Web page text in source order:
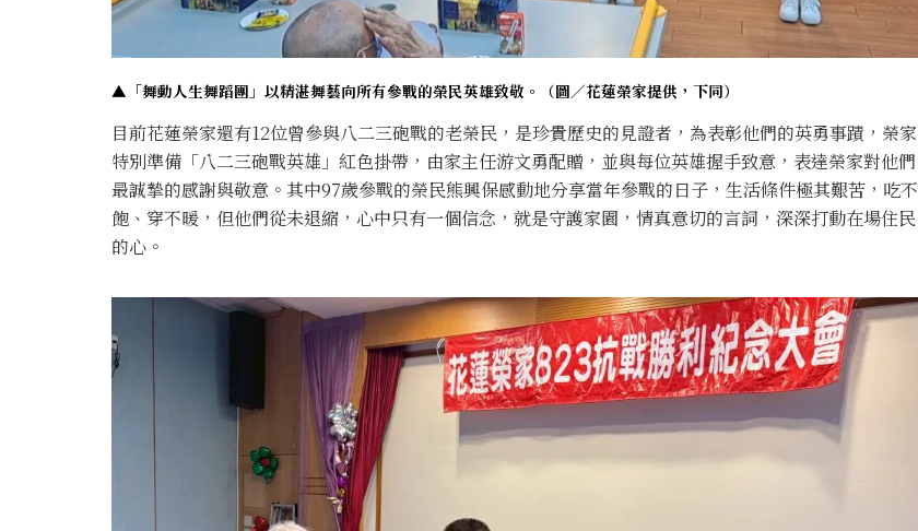
▲「舞動人生舞蹈團」以精湛舞藝向所有參戰的榮民英雄致敬。 （圖／花蓮榮家提供，下同）
目前花蓮榮家還有12位曾參與八二三砲戰的老榮民，是珍貴歷史的見證者，為表彰他們的英勇事蹟，榮家
特別準備「八二三砲戰英雄」紅色掛帶，由家主任游文勇配贈，並與每位英雄握手致意，表達榮家對他們
最誠摯的感謝與敬意。其中97歲參戰的榮民熊興保感動地分享當年參戰的日子，生活條件極其艱苦，吃不
飽、穿不暖，但他們從未退縮，心中只有一個信念，就是守護家園，情真意切的言詞，深深打動在場住民
的心。